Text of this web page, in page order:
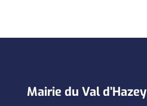
Mairie du Val d’Hazey